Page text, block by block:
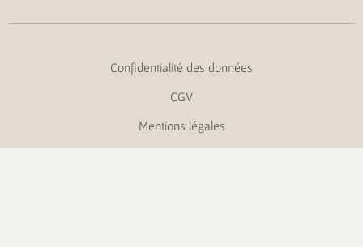
Confidentialité des données
CGV
Mentions légales